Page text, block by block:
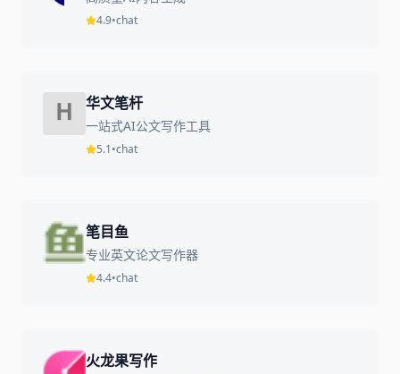
4.9•chat
华文笔杆
一站式AI公文写作工具
5.1•chat
笔目鱼
专业英文论文写作器
4.4•chat
火龙果写作